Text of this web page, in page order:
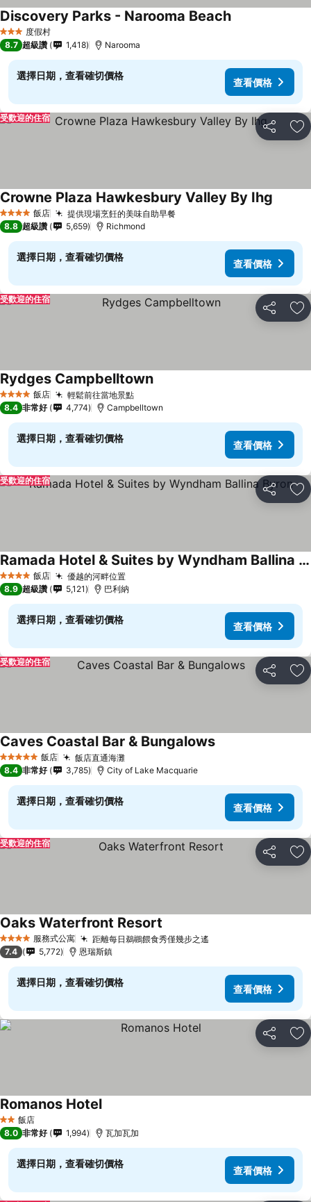
3 星級 度假村
Discovery Parks - Narooma Beach
8.7 超級讚 1,418 Narooma
選擇日期，查看確切價格
查看價格
分享 加
受歡迎的住宿
4 星級 飯店 提供現場烹飪的美味自助早餐
Crowne Plaza Hawkesbury Valley By Ihg
8.8 超級讚 5,659 Richmond
選擇日期，查看確切價格
查看價格
分享 加
受歡迎的住宿
4 星級 飯店 輕鬆前往當地景點
Rydges Campbelltown
8.4 非常好 4,774 Campbelltown
選擇日期，查看確切價格
查看價格
分享 加
受歡迎的住宿
4 星級 飯店 優越的河畔位置
Ramada Hotel & Suites by Wyndham Ballina Byron
8.9 超級讚 5,121 巴利納
選擇日期，查看確切價格
查看價格
分享 加
受歡迎的住宿
5 星級 飯店 飯店直通海灘
Caves Coastal Bar & Bungalows
8.4 非常好 3,785 City of Lake Macquarie
選擇日期，查看確切價格
查看價格
分享 加
受歡迎的住宿
4 星級 服務式公寓 距離每日鵜鶘餵食秀僅幾步之遙
Oaks Waterfront Resort
7.4 5,772 恩瑞斯鎮
選擇日期，查看確切價格
查看價格
分享 加
2 星級飯店
Romanos Hotel
8.0 非常好 1,994 瓦加瓦加
選擇日期，查看確切價格
查看價格